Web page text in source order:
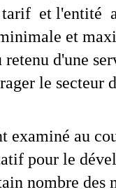
et l'entité
et
d'une
le
examiné au
pour le
nombre